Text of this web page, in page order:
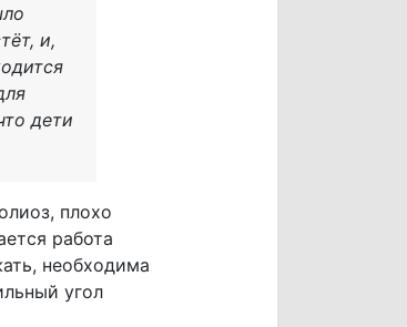
и,
дети
плохо
работа
необходима
угол